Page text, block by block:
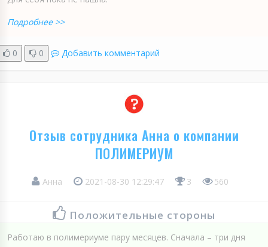
Подробнее >>
0 0 Добавить комментарий
Отзыв сотрудника Анна о компании
ПОЛИМЕРИУМ
Анна 2021-08-30 12:29:47 3 560
Положительные стороны
Работаю в полимериуме пару месяцев. Сначала – три дня